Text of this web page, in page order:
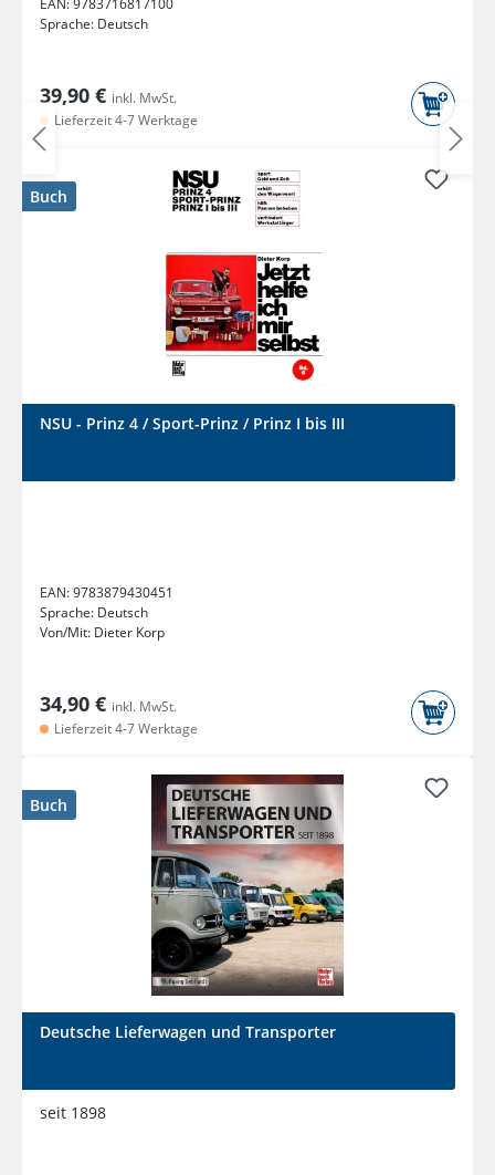
EAN:9783716817100
Sprache: Deutsch
39,90 € inkl. MwSt.
Lieferzeit 4-7 Werktage
Buch
NSU - Prinz 4 / Sport-Prinz / Prinz I bis III
EAN:9783879430451
Sprache: Deutsch
Von/Mit: Dieter Korp
34,90 € inkl. MwSt.
Lieferzeit 4-7 Werktage
Buch
Deutsche Lieferwagen und Transporter
seit 1898